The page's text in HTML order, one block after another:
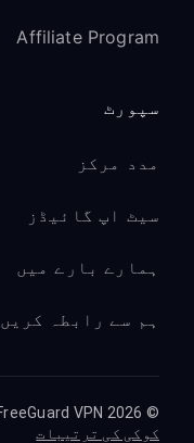
Affiliate Program
سپورٹ
مدد مرکز
سیٹ اپ گائیڈز
ہمارے بارے میں
ہم سے رابطہ کریں
© 2026 FreeGuard VPN. تمام حقوق محفوظ ہیں۔
کوکی کی ترتیبات